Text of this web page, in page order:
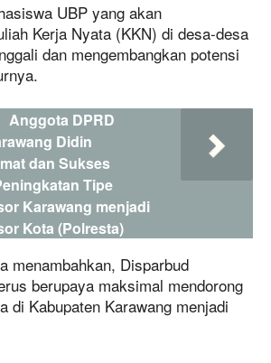
UBP yang akan
Kerja Nyata (KKN) di desa-desa
dan mengembangkan potensi
Anggota DPRD
Didin
dan Sukses
Tipe
Karawang menjadi
Kota (Polresta)
menambahkan, Disparbud
berupaya maksimal mendorong
di Kabupaten Karawang menjadi